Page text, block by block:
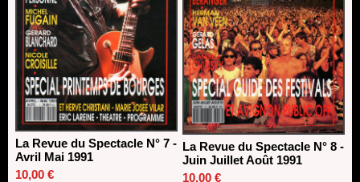
La Revue du Spectacle N° 7 -
Avril Mai 1991
10,00 €
La Revue du Spectacle N° 8 -
Juin Juillet Août 1991
10,00 €